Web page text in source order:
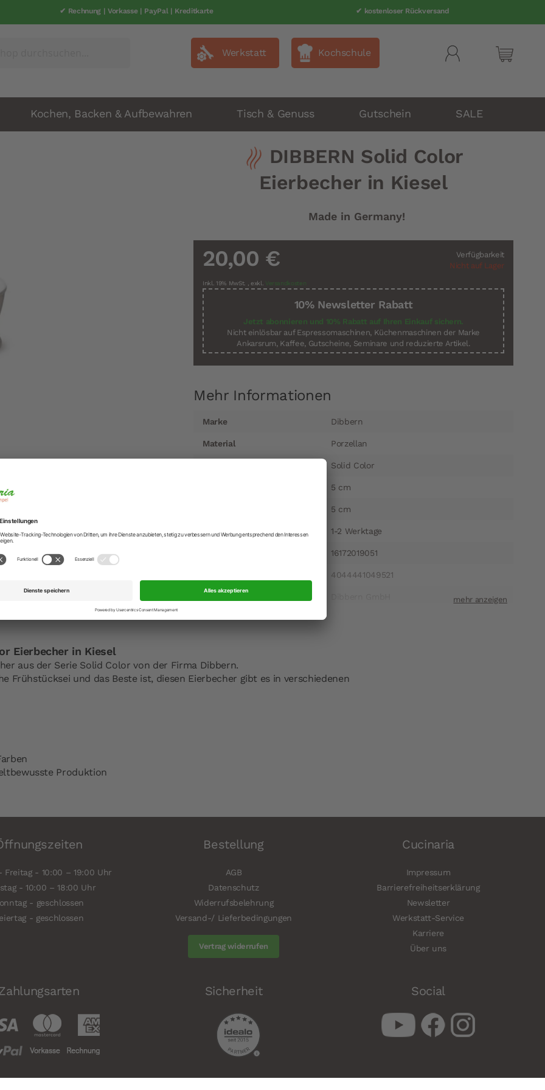
✔ Rechnung | Vorkasse | PayPal | Kreditkarte ✔ kostenloser Rückversand
Mein
Werkstatt Kochschule
Kochen, Backen & Aufbewahren Tisch & Genuss Gutschein SALE
DIBBERN Solid Color
Eierbecher in Kiesel
Made in Germany!
Verfügbarkeit
Nicht auf Lager
20,00 €
Inkl. 19% MwSt. , exkl. Versandkosten
10% Newsletter Rabatt
Jetzt abonnieren und 10% Rabatt auf Ihren Einkauf sichern.
Nicht einlösbar auf Espressomaschinen, Küchenmaschinen der Marke
Ankarsrum, Kaffee, Gutscheine, Seminare und reduzierte Artikel.
Mehr Informationen
Informationen
Marke Dibbern
Material Porzellan
Solid Color
5 cm
5 cm
Lieferzeit 1-2 Werktage
16172019051
4044441049521
Hersteller
Hersteller-Anschrift
Eierbecher in Kiesel
aus der Serie Solid Color von der Firma Dibbern.
Frühstücksei und das Beste ist, diesen Eierbecher gibt es in verschiedenen
Produktion
Freitag - 10:00 – 19:00 Uhr
- 10:00 – 18:00 Uhr
- geschlossen
- geschlossen
Bestellung
AGB
Datenschutz
Widerrufsbelehrung
Versand-/ Lieferbedingungen
Vertrag widerrufen
Cucinaria
Impressum
Barrierefreiheitserklärung
Newsletter
Werkstatt-Service
Karriere
Über uns
Sicherheit Social